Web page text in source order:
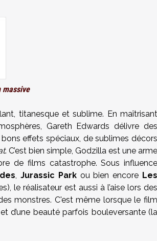
massive
titanesque et sublime. En maîtrisant
Gareth Edwards délivre des
effets spéciaux, de sublimes décors
. C’est bien simple, Godzilla est une arme
de films catastrophe. Sous influence
,Jurassic Parkou bien encore Les
le réalisateur est aussi à l’aise lors des
monstres. C'est même lorsque le film
d’une beauté parfois bouleversante (la